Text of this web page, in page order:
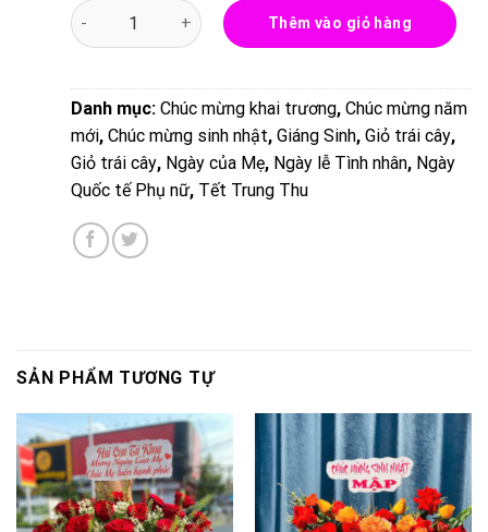
Hương Vị Nhiệt Đới - 0049 số lượng
Thêm vào giỏ hàng
Danh mục: Chúc mừng khai trương, Chúc mừng năm
mới, Chúc mừng sinh nhật, Giáng Sinh, Giỏ trái cây,
Giỏ trái cây, Ngày của Mẹ, Ngày lễ Tình nhân, Ngày
Quốc tế Phụ nữ, Tết Trung Thu
SẢN PHẨM TƯƠNG TỰ